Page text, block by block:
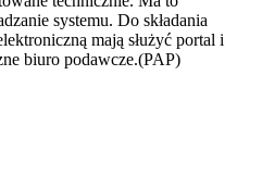
systemu. Do składania
mają służyć portal i
biuro podawcze.(PAP)